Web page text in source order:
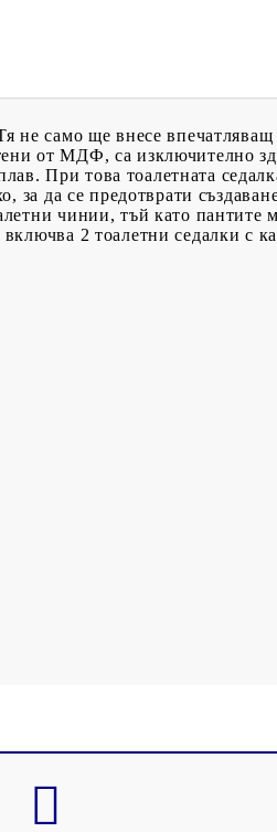
не само ще внесе впечатляващ
от МДФ, са изключително
При това тоалетната
за да се предотврати
чинии, тъй като пантите
2 тоалетни седалки с